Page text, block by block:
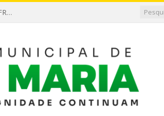
EDITAL DE CHAMAMENTO PÚBLICO Nº 003/2026 – APOIO À INFRAESTRUTURA CULTURAL